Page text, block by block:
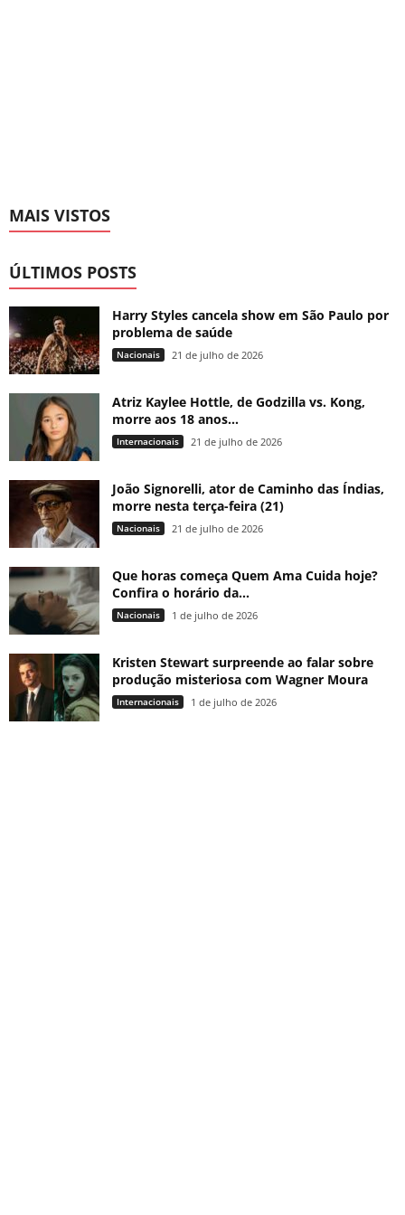
MAIS VISTOS
ÚLTIMOS POSTS
Harry Styles cancela show em São Paulo por
problema de saúde
Nacionais 21 de julho de 2026
Atriz Kaylee Hottle, de Godzilla vs. Kong,
morre aos 18 anos...
Internacionais 21 de julho de 2026
João Signorelli, ator de Caminho das Índias,
morre nesta terça-feira (21)
Nacionais 21 de julho de 2026
Que horas começa Quem Ama Cuida hoje?
Confira o horário da...
Nacionais 1 de julho de 2026
Kristen Stewart surpreende ao falar sobre
produção misteriosa com Wagner Moura
Internacionais 1 de julho de 2026